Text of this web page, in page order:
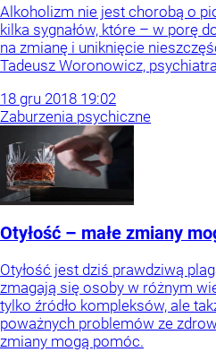
Alkoholizm nie jest chorobą o
kilka sygnałów, które – w porę
na zmianę i uniknięcie
Tadeusz Woronowicz,
18 gru 2018 19:02
Zaburzenia psychiczne
Otyłość – małe zmiany
Otyłość jest dziś prawdziwą
zmagają się osoby w różnym
tylko źródło kompleksów, ale
poważnych problemów ze
zmiany mogą pomóc.